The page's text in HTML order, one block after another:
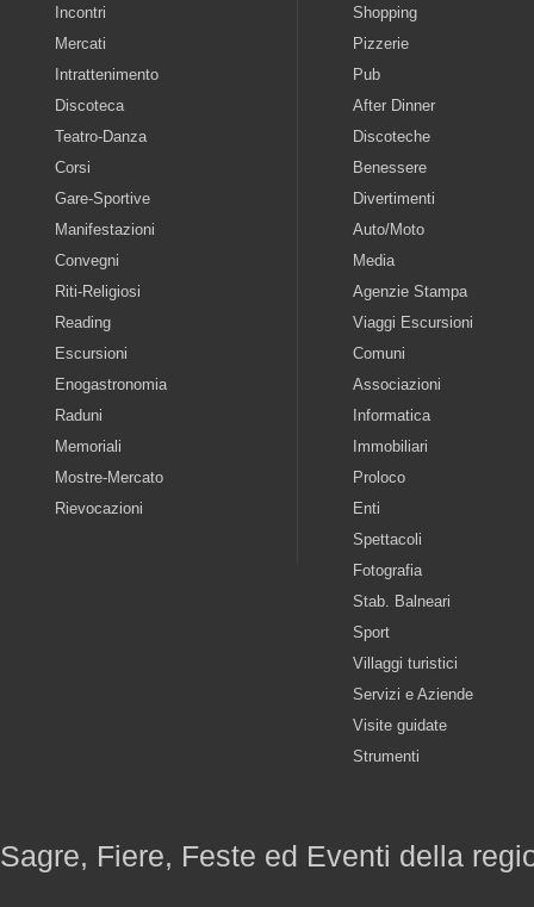
Incontri
Mercati
Intrattenimento
Discoteca
Teatro-Danza
Corsi
Gare-Sportive
Manifestazioni
Convegni
Riti-Religiosi
Reading
Escursioni
Enogastronomia
Raduni
Memoriali
Mostre-Mercato
Rievocazioni
Shopping
Pizzerie
Pub
After Dinner
Discoteche
Benessere
Divertimenti
Auto/Moto
Media
Agenzie Stampa
Viaggi Escursioni
Comuni
Associazioni
Informatica
Immobiliari
Proloco
Enti
Spettacoli
Fotografia
Stab. Balneari
Sport
Villaggi turistici
Servizi e Aziende
Visite guidate
Strumenti
Sagre, Fiere, Feste ed Eventi della